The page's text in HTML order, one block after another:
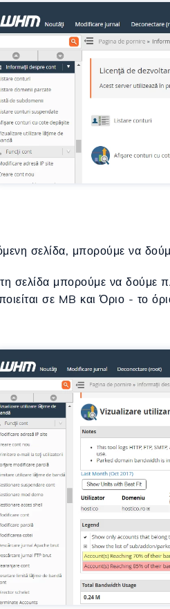
σελίδα, μπορούμε να
σελίδα μπορούμε να δούμε
σε MB και Όριο - το